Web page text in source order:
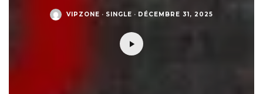
VIPZONE · SINGLE · DÉCEMBRE 31, 2025